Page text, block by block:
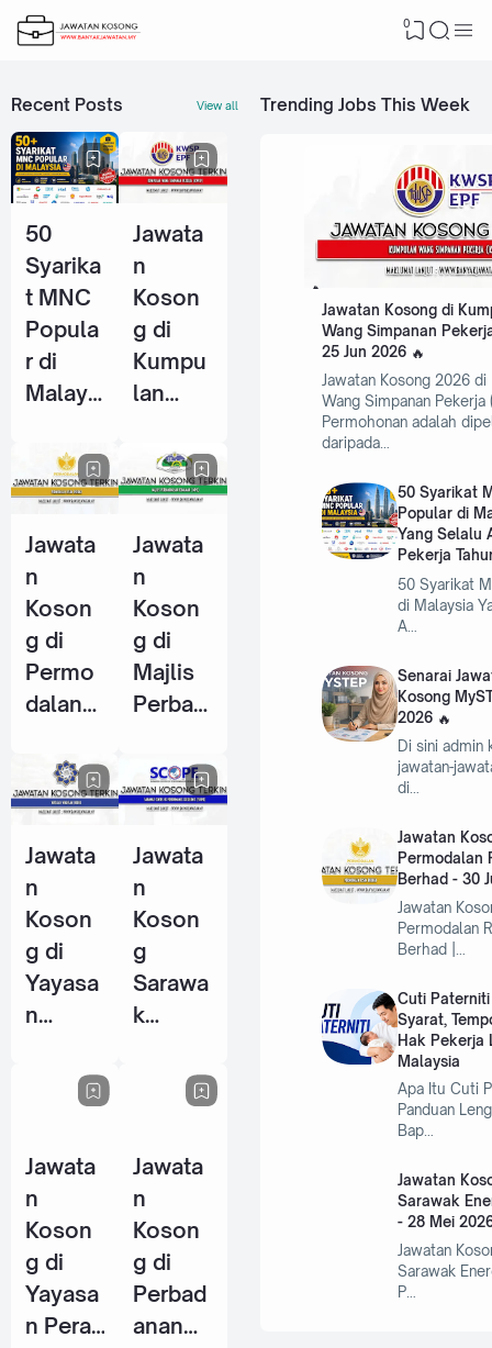
0
Recent Posts View all
50
Syarika
t MNC
Popula
r di
Malays
Selalu
Ambil
Tahun
2026
Jawata
n
Koson
g di
Kumpu
lan
Simpan
an
(KWSP)
- 25
Jun
2026
Jawata
n
Koson
g di
Permo
dalan
Berhad
- 30
2026
Jawata
n
Koson
g di
Majlis
Perban
Kemam
an
4 Jun
2026
Jawata
n
Koson
g di
Yayasa
n
n Johor
2026
Jawata
n
Koson
g
Sarawa
k
Perfor
Excelle
nce
(SCOP
E) - 15
Jun
2026
Jawata
n
Koson
g di
Yayasa
n Perak
Jawata
n
Koson
g di
Perbad
anan
Trending Jobs This Week
Jawatan Kosong di
Wang Simpanan
25 Jun 2026
Jawatan Kosong 2026 di
Wang Simpanan Pekerja
Permohonan adalah
daripada…
50 Syarikat
Popular di
Yang Selalu
Pekerja
50 Syarikat
di Malaysia
A…
Senarai
Kosong
2026
Di sini admin
jawatan-
di…
Jawatan
Permodalan
Berhad - 30
Jawatan
Permodalan
Cuti
Syarat,
Hak Pekerja
Malaysia
Apa Itu Cuti
Panduan
Bap…
Jawatan
Sarawak
- 28 Mei
Jawatan
Sarawak
P…